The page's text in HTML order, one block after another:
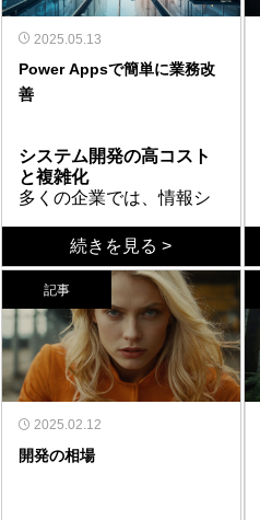
られる領域といえるだろ
う。
た。しかし、過去には言
語理解や文脈の把握に技
術的な限界があり、実用
化には程遠いというのが
現実だった。こうした期
AIチャットボット導入の
失敗要因となってきた。
然な対話というより「決
められた会話」に近く、
限定的な使い方にとどま
っていた。ところが2020
年代に入り、ディープラ
自然言語処理の精度が格
段に向上し、Google、
Facebook、OpenAIとい
った技術企業が次々に大
規模言語モデル（LLM）
を発表したことで、チャ
ットボットは“おしゃべり
マシン”から会話パートナ
ーへと進化した。
ようになったことで、AI
チャットボットの活用は
一気に加速した。従来の
ようなFAQへの対応だけ
でなく、長文の文書作成
プログラミング支援な
ど、より複雑で創造的な
作業もこなせるようにな
っている。人間の知的作
業領域に深く入り込み、
単なる効率化ツールにと
どまらない存在となっ
た。もはや「使えるかど
うか」ではなく「どう使
うか」が問われるフェー
ズに突入している。
業界全体への波及
AIチャットボットの導入
は、ビジネスだけでなく
教育、医療、自治体な
ている。学生の学習サポ
ートから医療問診の補
助、行政窓口での自動対
応まで、AIは生活の一部
に組み込まれつつある。
この変化は、かつてITイ
ンフラを支えてきた旧世
代のエンジニア像を超え
る大転換だ。業務が高度
化し、かつ柔軟性が求め
られる現代において、AI
と協働する力が企業と個
人の双方に求められてい
る。
AIチャットボットは、単
なる業務効率化ではな
く、人間の知的作業を補
助する“共創”のパートナー
である。ただし誤情報、
倫理、プライバシーとい
った課題も存在する。こ
うした課題を踏まえ、社
会全体でのルール整備
と、使い方の成熟が必要
だ。AI導入を成功させる
には、「AIも使い様」と
いう視点が欠かせない。
ITの導入に乗り遅れてき
た企業ほど、AI活用でも
二の舞になりかねない。
2025.05.13
Power Appsで簡単に業務改
善
システム開発の高コスト
と複雑化
多くの企業では、情報シ
ム会社にシステム開発を
依頼すると、仕様確認が
繰り返される。「この機
能はどうするか？」「ス
テータスはこれで全て
か？」など、質問が多
く、時間とコストが増
大。結果、システムは複
雑化し、現場のニーズに
即したシンプルな解決策
から遠ざかる。
野良プログラムのリスク
システム開発の手間を避
けるため、各部署でExcel
マクロによる「野良プロ
グラム」が横行する。こ
れらは各人のPCに保存さ
れ、最新版の確認が困難
になり、メンテナンスも
不透明。担当者がいなく
なるとブラックボックス
化し、セキュリティリス
Power Appsで迅速なシ
ステム構築
こうした問題を解決する
のが、MicrosoftのPower
Appsだ。従来の複雑な開
発プロセスを排除し、現
場担当者が自らアプリを
定量化困難な業務もデジ
タル化
続きを見る >
記事
2025.02.12
開発の相場